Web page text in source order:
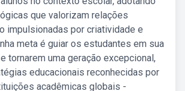
que valorizam relações
impulsionadas por criatividade e
meta é guiar os estudantes em sua
tornarem uma geração excepcional,
educacionais reconhecidas por
acadêmicas globais -